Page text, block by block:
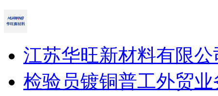
江苏华旺新材料有限公
检验员镀铜普工外贸